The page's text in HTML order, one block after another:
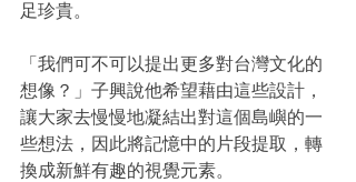
足珍貴。
「我們可不可以提出更多對台灣文化的
想像？」子興說他希望藉由這些設計，
讓大家去慢慢地凝結出對這個島嶼的一
些想法，因此將記憶中的片段提取，轉
換成新鮮有趣的視覺元素。